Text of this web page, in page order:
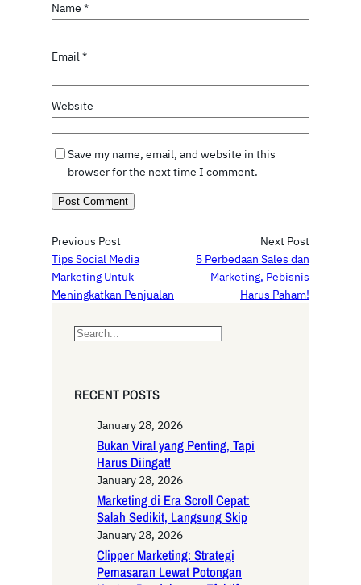
Name *
Email*
Website
Save my name, email, and website in this
browser for the next time I comment.
Previous Post
Tips Social Media
Marketing Untuk
Meningkatkan Penjualan
Next Post
5 Perbedaan Sales dan
Marketing, Pebisnis
Harus Paham!
S
rRECENT POSTS
January 28, 2026
Bukan Viral yang Penting, Tapi
Harus Diingat!
January 28, 2026
Marketing di Era Scroll Cepat:
Salah Sedikit, Langsung Skip
January 28, 2026
Clipper Marketing: Strategi
Pemasaran Lewat Potongan